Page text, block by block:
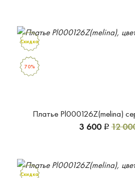
Платье Pl000126Z(melina)
3 600 Р 12
Скидка
70%
Скидка